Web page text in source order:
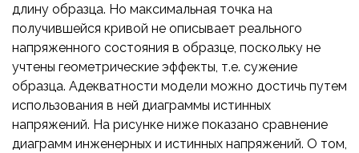
длину образца. Но максимальная точка на
получившейся кривой не описывает реального
напряженного состояния в образце, поскольку не
учтены геометрические эффекты, т.е. сужение
образца. Адекватности модели можно достичь путем
использования в ней диаграммы истинных
напряжений. На рисунке ниже показано сравнение
диаграмм инженерных и истинных напряжений. О том,